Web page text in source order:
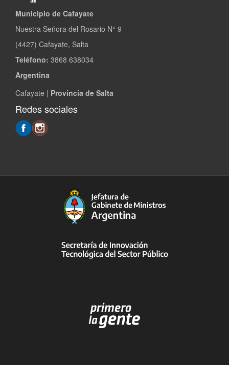
Municipio de Cafayate
Nuestra Señora del Rosario N° 9
(4427) Cafayate, Salta
Teléfono: 3868 638034
Argentina
Cafayate | Provincia de Salta
Redes sociales